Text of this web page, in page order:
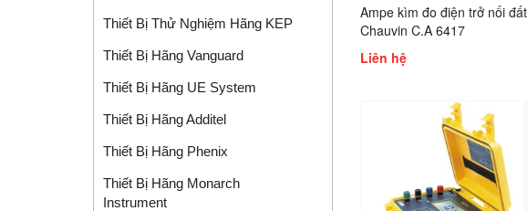
Ampe kìm đo điện trở nối đất
Chauvin C.A 6417
Liên hệ
Thiết Bị Thử Nghiệm Hãng KEP
Thiết Bị Hãng Vanguard
Thiết Bị Hãng UE System
Thiết Bị Hãng Additel
Thiết Bị Hãng Phenix
Thiết Bị Hãng Monarch
Instrument